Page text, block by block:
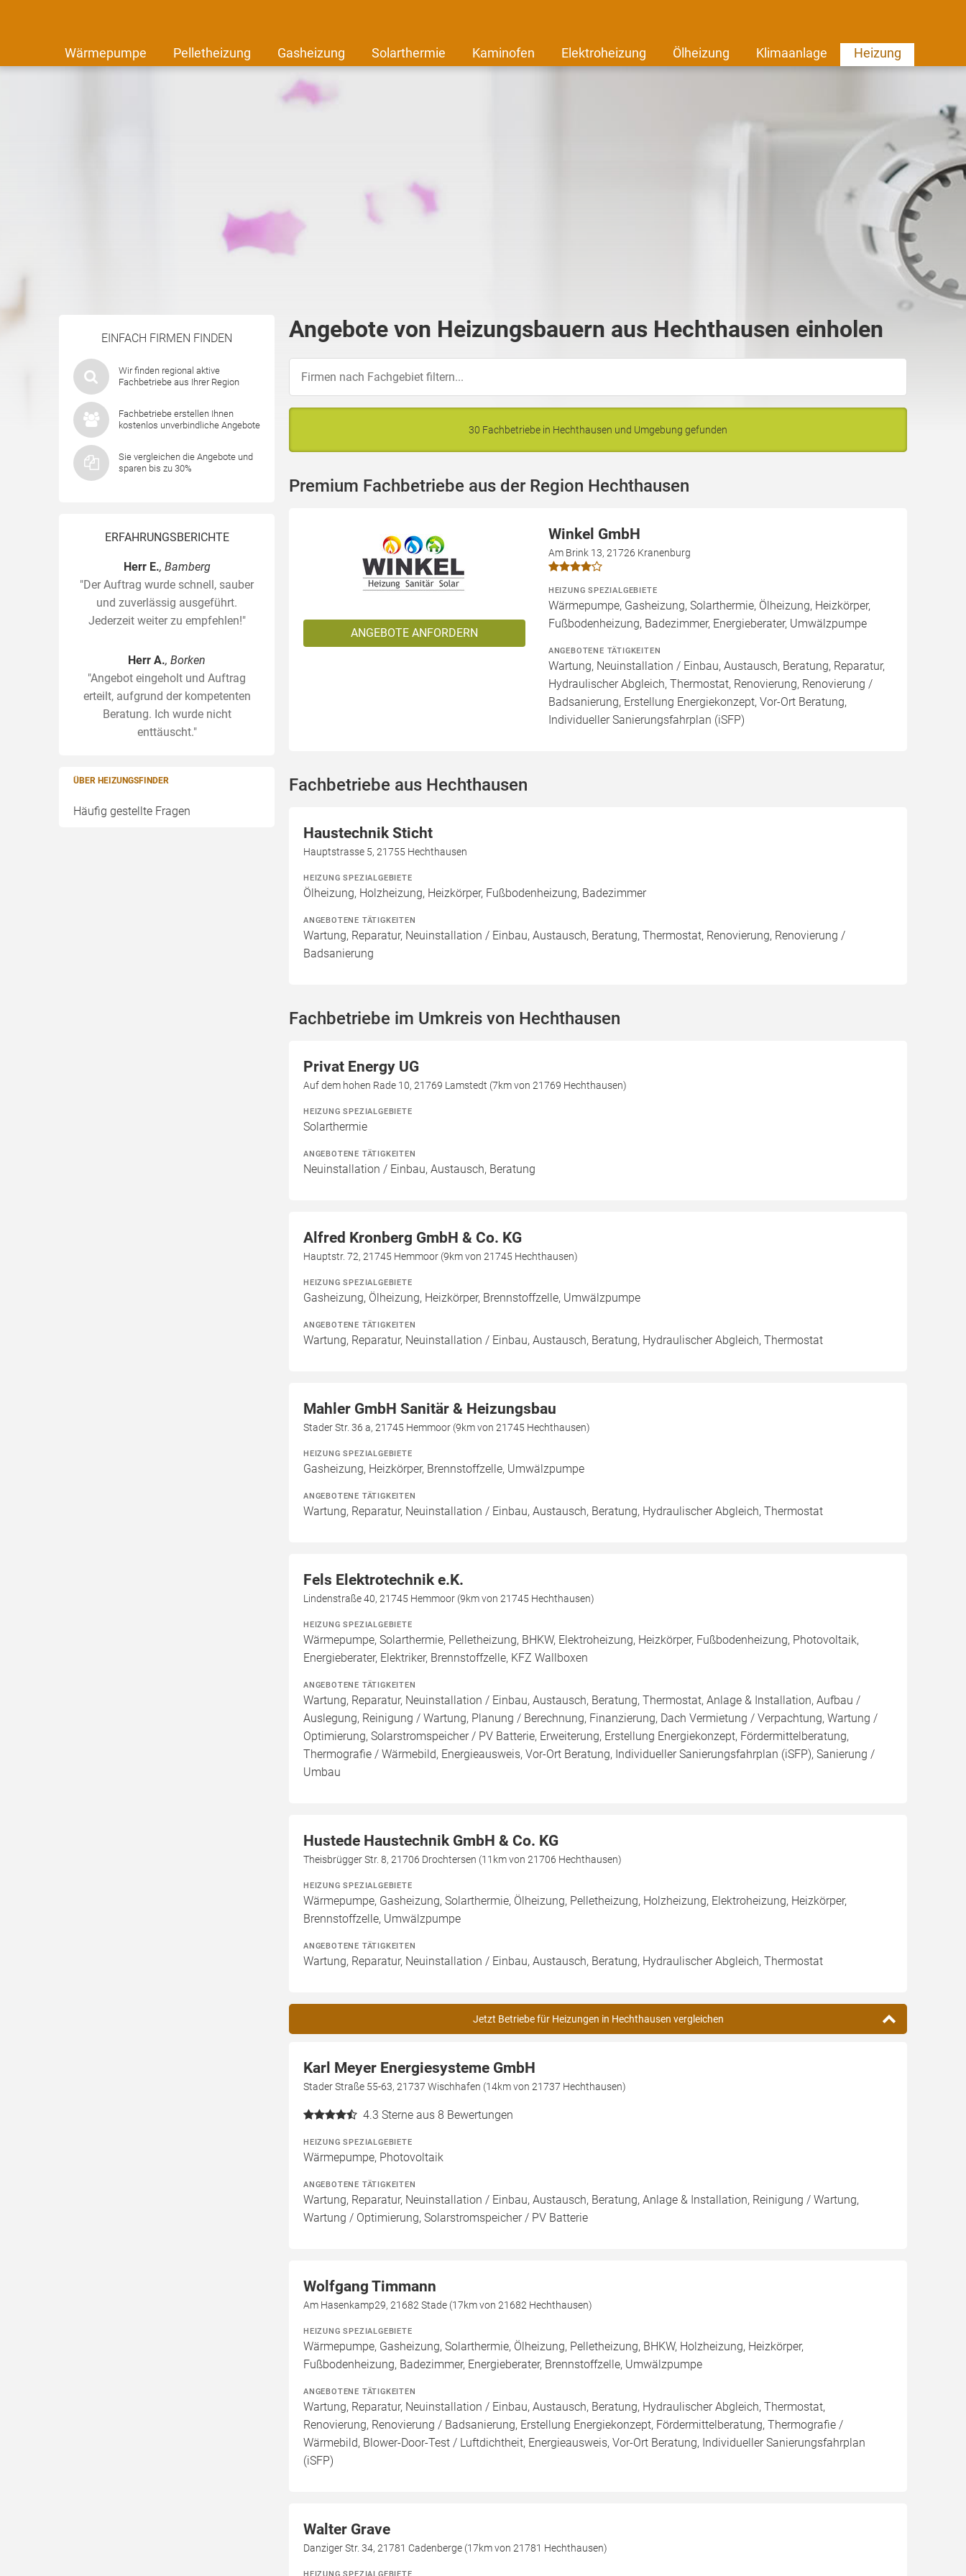
Wärmepumpe Pelletheizung Gasheizung Solarthermie Kaminofen Elektroheizung Ölheizung Klimaanlage Heizung
EINFACH FIRMEN FINDEN
Wir finden regional aktive
Fachbetriebe aus Ihrer Region
Fachbetriebe erstellen Ihnen
kostenlos unverbindliche Angebote
Sie vergleichen die Angebote und
sparen bis zu 30%
ERFAHRUNGSBERICHTE
Herr E., Bamberg
"Der Auftrag wurde schnell, sauber
und zuverlässig ausgeführt.
Jederzeit weiter zu empfehlen!"
Herr A., Borken
"Angebot eingeholt und Auftrag
erteilt, aufgrund der kompetenten
Beratung. Ich wurde nicht
enttäuscht."
ÜBER HEIZUNGSFINDER
Häufig gestellte Fragen
Angebote von Heizungsbauern aus Hechthausen einholen
30 Fachbetriebe in Hechthausen und Umgebung gefunden
Premium Fachbetriebe aus der Region Hechthausen
ANGEBOTE ANFORDERN
Winkel GmbH
Am Brink 13, 21726 Kranenburg
HEIZUNG SPEZIALGEBIETE
Wärmepumpe, Gasheizung, Solarthermie, Ölheizung, Heizkörper,
Fußbodenheizung, Badezimmer, Energieberater, Umwälzpumpe
ANGEBOTENE TÄTIGKEITEN
Wartung, Neuinstallation / Einbau, Austausch, Beratung, Reparatur,
Hydraulischer Abgleich, Thermostat, Renovierung, Renovierung /
Badsanierung, Erstellung Energiekonzept, Vor-Ort Beratung,
Individueller Sanierungsfahrplan (iSFP)
Fachbetriebe aus Hechthausen
Haustechnik Sticht
Hauptstrasse 5, 21755 Hechthausen
HEIZUNG SPEZIALGEBIETE
Ölheizung, Holzheizung, Heizkörper, Fußbodenheizung, Badezimmer
ANGEBOTENE TÄTIGKEITEN
Wartung, Reparatur, Neuinstallation / Einbau, Austausch, Beratung, Thermostat, Renovierung, Renovierung /
Badsanierung
Fachbetriebe im Umkreis von Hechthausen
Privat Energy UG
Auf dem hohen Rade 10, 21769 Lamstedt (7km von 21769 Hechthausen)
HEIZUNG SPEZIALGEBIETE
Solarthermie
ANGEBOTENE TÄTIGKEITEN
Neuinstallation / Einbau, Austausch, Beratung
Alfred Kronberg GmbH & Co. KG
Hauptstr. 72, 21745 Hemmoor (9km von 21745 Hechthausen)
HEIZUNG SPEZIALGEBIETE
Gasheizung, Ölheizung, Heizkörper, Brennstoffzelle, Umwälzpumpe
ANGEBOTENE TÄTIGKEITEN
Wartung, Reparatur, Neuinstallation / Einbau, Austausch, Beratung, Hydraulischer Abgleich, Thermostat
Mahler GmbH Sanitär & Heizungsbau
Stader Str. 36 a, 21745 Hemmoor (9km von 21745 Hechthausen)
HEIZUNG SPEZIALGEBIETE
Gasheizung, Heizkörper, Brennstoffzelle, Umwälzpumpe
ANGEBOTENE TÄTIGKEITEN
Wartung, Reparatur, Neuinstallation / Einbau, Austausch, Beratung, Hydraulischer Abgleich, Thermostat
Fels Elektrotechnik e.K.
Lindenstraße 40, 21745 Hemmoor (9km von 21745 Hechthausen)
HEIZUNG SPEZIALGEBIETE
Wärmepumpe, Solarthermie, Pelletheizung, BHKW, Elektroheizung, Heizkörper, Fußbodenheizung, Photovoltaik,
Energieberater, Elektriker, Brennstoffzelle, KFZ Wallboxen
ANGEBOTENE TÄTIGKEITEN
Wartung, Reparatur, Neuinstallation / Einbau, Austausch, Beratung, Thermostat, Anlage & Installation, Aufbau /
Auslegung, Reinigung / Wartung, Planung / Berechnung, Finanzierung, Dach Vermietung / Verpachtung, Wartung /
Optimierung, Solarstromspeicher / PV Batterie, Erweiterung, Erstellung Energiekonzept, Fördermittelberatung,
Thermografie / Wärmebild, Energieausweis, Vor-Ort Beratung, Individueller Sanierungsfahrplan (iSFP), Sanierung /
Umbau
Hustede Haustechnik GmbH & Co. KG
Theisbrügger Str. 8, 21706 Drochtersen (11km von 21706 Hechthausen)
HEIZUNG SPEZIALGEBIETE
Wärmepumpe, Gasheizung, Solarthermie, Ölheizung, Pelletheizung, Holzheizung, Elektroheizung, Heizkörper,
Brennstoffzelle, Umwälzpumpe
ANGEBOTENE TÄTIGKEITEN
Wartung, Reparatur, Neuinstallation / Einbau, Austausch, Beratung, Hydraulischer Abgleich, Thermostat
Jetzt Betriebe für Heizungen in Hechthausen vergleichen
Karl Meyer Energiesysteme GmbH
Stader Straße 55-63, 21737 Wischhafen (14km von 21737 Hechthausen)
4.3 Sterne aus 8 Bewertungen
HEIZUNG SPEZIALGEBIETE
Wärmepumpe, Photovoltaik
ANGEBOTENE TÄTIGKEITEN
Wartung, Reparatur, Neuinstallation / Einbau, Austausch, Beratung, Anlage & Installation, Reinigung / Wartung,
Wartung / Optimierung, Solarstromspeicher / PV Batterie
Wolfgang Timmann
Am Hasenkamp29, 21682 Stade (17km von 21682 Hechthausen)
HEIZUNG SPEZIALGEBIETE
Wärmepumpe, Gasheizung, Solarthermie, Ölheizung, Pelletheizung, BHKW, Holzheizung, Heizkörper,
Fußbodenheizung, Badezimmer, Energieberater, Brennstoffzelle, Umwälzpumpe
ANGEBOTENE TÄTIGKEITEN
Wartung, Reparatur, Neuinstallation / Einbau, Austausch, Beratung, Hydraulischer Abgleich, Thermostat,
Renovierung, Renovierung / Badsanierung, Erstellung Energiekonzept, Fördermittelberatung, Thermografie /
Wärmebild, Blower-Door-Test / Luftdichtheit, Energieausweis, Vor-Ort Beratung, Individueller Sanierungsfahrplan
(iSFP)
Walter Grave
Danziger Str. 34, 21781 Cadenberge (17km von 21781 Hechthausen)
HEIZUNG SPEZIALGEBIETE